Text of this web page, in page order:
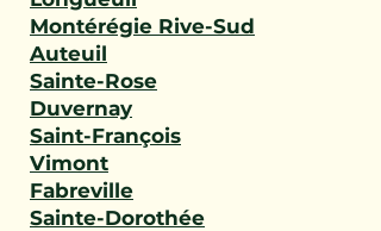
Montérégie Rive-Sud
Auteuil
Sainte-Rose
Duvernay
Saint-François
Vimont
Fabreville
Sainte-Dorothée